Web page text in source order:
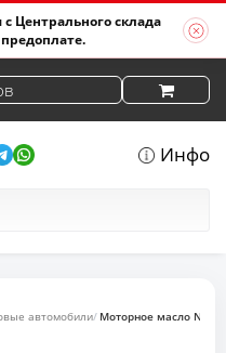
Центрального склада
Инфо
автомобили Моторное масло